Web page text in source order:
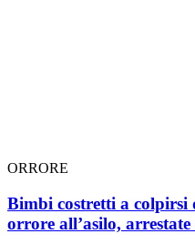
ORRORE
Bimbi costretti a colpirsi
orrore all’asilo,